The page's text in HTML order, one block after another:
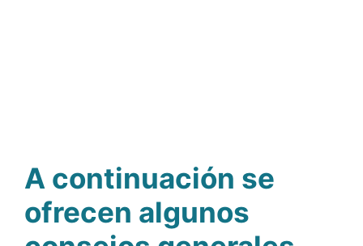
A continuación se
ofrecen algunos